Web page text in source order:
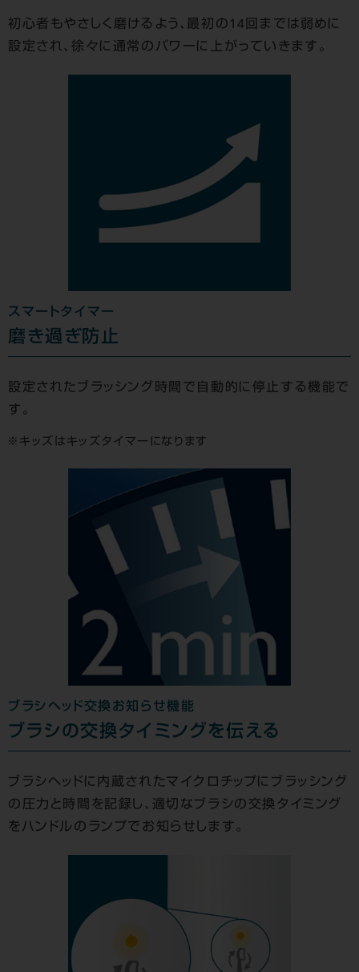
初心者もやさしく磨けるよう、最初の14回までは弱めに
設定され、徐々に通常のパワーに上がっていきます。
スマートタイマー
磨き過ぎ防止
設定されたブラッシング時間で自動的に停止する機能で
す。
キッズはキッズタイマーになります
ブラシヘッド交換お知らせ機能
ブラシの交換タイミングを伝える
ブラシヘッドに内蔵されたマイクロチップにブラッシング
の圧力と時間を記録し、適切なブラシの交換タイミング
をハンドルのランプでお知らせします。